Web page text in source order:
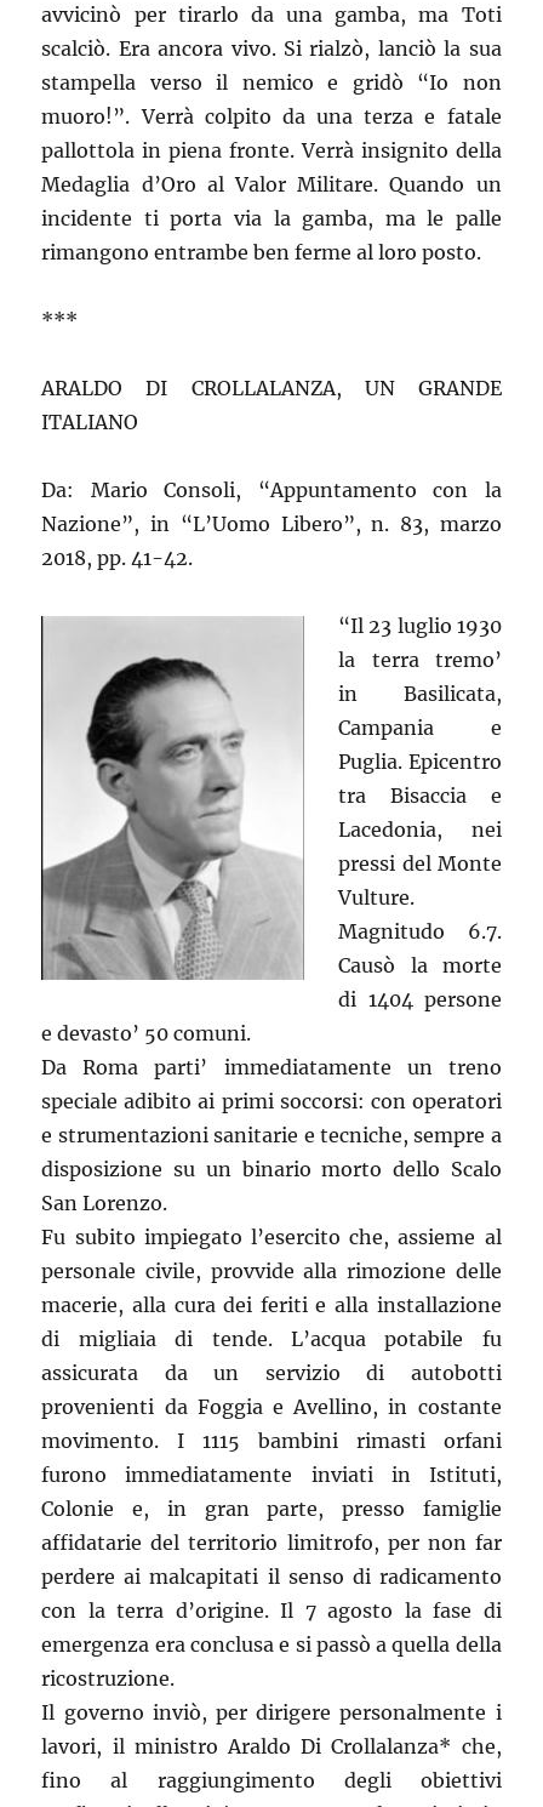
avvicinò per tirarlo da una gamba, ma Toti
scalciò. Era ancora vivo. Si rialzò, lanciò la sua
stampella verso il nemico e gridò “Io non
muoro!”. Verrà colpito da una terza e fatale
pallottola in piena fronte. Verrà insignito della
Medaglia d’Oro al Valor Militare. Quando un
incidente ti porta via la gamba, ma le palle
rimangono entrambe ben ferme al loro posto.
***
ARALDO DI CROLLALANZA, UN GRANDE
ITALIANO
Da: Mario Consoli, “Appuntamento con la
Nazione”, in “L’Uomo Libero”, n. 83, marzo
2018, pp. 41-42.
“Il 23 luglio 1930
la terra tremo’
in Basilicata,
Campania e
Puglia. Epicentro
tra Bisaccia e
Lacedonia, nei
pressi del Monte
Vulture.
Magnitudo 6.7.
Causò la morte
di 1404 persone
e devasto’ 50 comuni.
Da Roma parti’ immediatamente un treno
speciale adibito ai primi soccorsi: con operatori
e strumentazioni sanitarie e tecniche, sempre a
disposizione su un binario morto dello Scalo
San Lorenzo.
Fu subito impiegato l’esercito che, assieme al
personale civile, provvide alla rimozione delle
macerie, alla cura dei feriti e alla installazione
di migliaia di tende. L’acqua potabile fu
assicurata da un servizio di autobotti
provenienti da Foggia e Avellino, in costante
movimento. I 1115 bambini rimasti orfani
furono immediatamente inviati in Istituti,
Colonie e, in gran parte, presso famiglie
affidatarie del territorio limitrofo, per non far
perdere ai malcapitati il senso di radicamento
con la terra d’origine. Il 7 agosto la fase di
emergenza era conclusa e si passò a quella della
ricostruzione.
Il governo inviò, per dirigere personalmente i
lavori, il ministro Araldo Di Crollalanza* che,
fino al raggiungimento degli obiettivi